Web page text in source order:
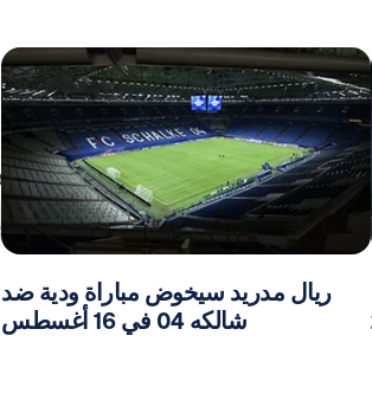
ريال مدريد سيخوض مباراة ودية ضد
شالكه 04 في 16 أغسطس